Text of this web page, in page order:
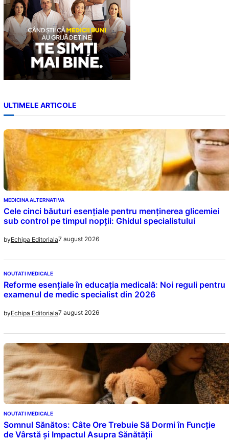
ULTIMELE ARTICOLE
MEDICINA ALTERNATIVA
Cele cinci băuturi esențiale pentru menținerea glicemiei
sub control pe timpul nopții: Ghidul specialistului
byEchipa Editoriala7 august 2026
NOUTATI MEDICALE
Reforme esențiale în educația medicală: Noi reguli pentru
examenul de medic specialist din 2026
byEchipa Editoriala7 august 2026
NOUTATI MEDICALE
Somnul Sănătos: Câte Ore Trebuie Să Dormi în Funcție
de Vârstă și Impactul Asupra Sănătății